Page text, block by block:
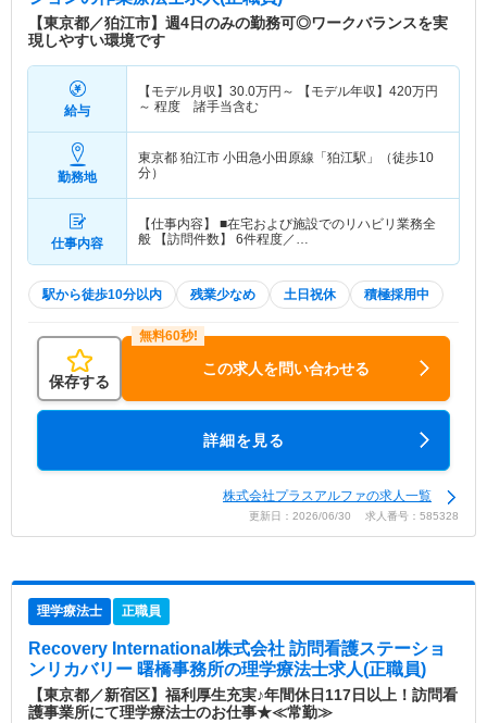
【東京都／狛江市】週4日のみの勤務可◎ワークバランスを実
現しやすい環境です
給与
【モデル月収】 30.0万円～ 【モデル年収】 420万円
～ 程度 諸手当含む
勤務地
東京都 狛江市 小田急小田原線「狛江駅」（徒歩10
分）
仕事内容
【仕事内容】 ■在宅および施設でのリハビリ業務全
般 【訪問件数】 6件程度／…
駅から徒歩10分以内 残業少なめ 土日祝休 積極採用中
保存する
この求人を問い合わせる
詳細を見る
株式会社プラスアルファの求人一覧
更新日：2026/06/30 求人番号：585328
理学療法士 正職員
Recovery International株式会社 訪問看護ステーショ
ンリカバリー 曙橋事務所の理学療法士求人(正職員)
【東京都／新宿区】福利厚生充実♪年間休日117日以上！訪問看
護事業所にて理学療法士のお仕事★≪常勤≫